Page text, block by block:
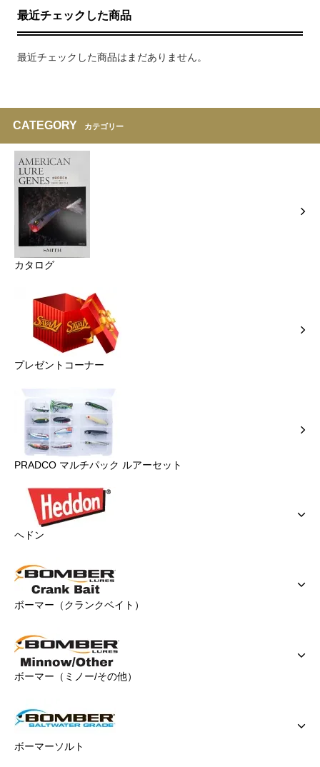
最近チェックした商品
最近チェックした商品はまだありません。
CATEGORY カテゴリー
カタログ
プレゼントコーナー
PRADCO マルチパック ルアーセット
ヘドン
ボーマー（クランクベイト）
ボーマー（ミノー/その他）
ボーマーソルト